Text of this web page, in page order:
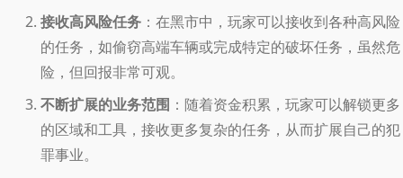
接收高风险任务 ：在黑市中，玩家可以接收到各种高风险
的任务，如偷窃高端车辆或完成特定的破坏任务，虽然危
险，但回报非常可观。
不断扩展的业务范围 ：随着资金积累，玩家可以解锁更多
的区域和工具，接收更多复杂的任务，从而扩展自己的犯
罪事业。